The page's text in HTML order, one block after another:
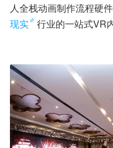
人全栈动画制作流程硬
现实
行业的一站式VR